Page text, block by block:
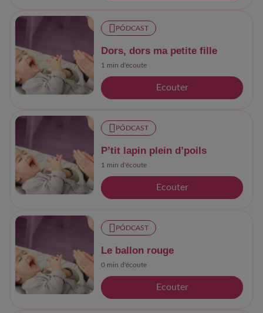
PÓDCAST
Dors, dors ma petite fille
1 min d'écoute
Ecouter
PÓDCAST
P’tit lapin plein d’poils
1 min d'écoute
Ecouter
PÓDCAST
Le ballon rouge
0 min d'écoute
Ecouter